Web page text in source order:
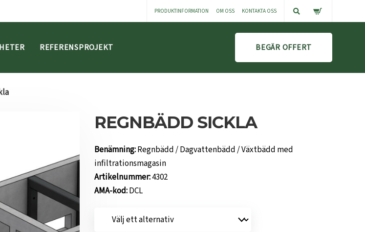
PRODUKTINFORMATION OM OSS KONTAKTA OSS
REFERENSPROJEKT BEGÄR OFFERT
REGNBÄDD SICKLA
Benämning:Regnbädd / Dagvattenbädd / Växtbädd med
infiltrationsmagasin
Artikelnummer:4302
AMA-kod:DCL